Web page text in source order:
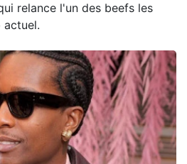
relance l'un des beefs les
actuel.